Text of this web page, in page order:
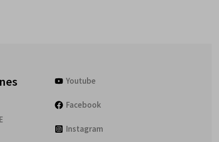
Youtube
Facebook
Instagram